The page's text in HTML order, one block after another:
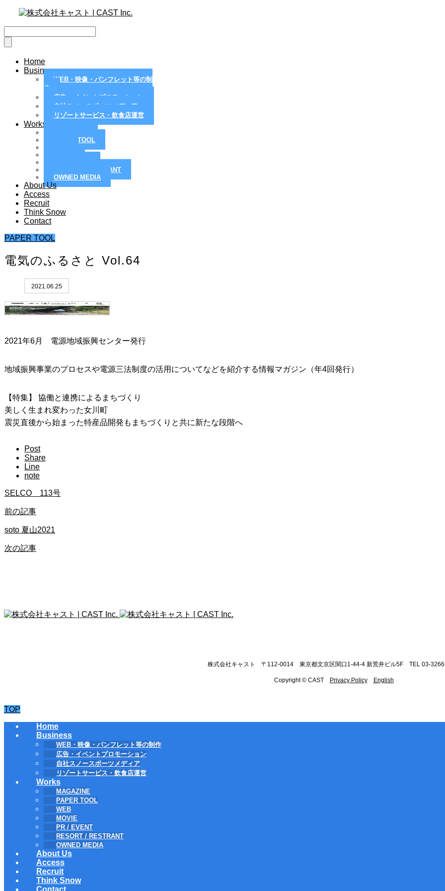
Home
Business
WEB・映像・パンフレット等の制
作
広告・イベントプロモーション
自社スノースポーツメディア
リゾートサービス・飲食店運営
Works
PAPER TOOL
RESORT / RESTRANT
OWNED MEDIA
About Us
Access
Recruit
Think Snow
Contact
PAPER TOOL
電気のふるさと Vol.64
2021.06.25
2021年6月 電源地域振興センター発行
地域振興事業のプロセスや電源三法制度の活用についてなどを紹介する情報マガジン（年4回発行）
【特集】 協働と連携によるまちづくり
美しく生まれ変わった女川町
震災直後から始まった特産品開発もまちづくりと共に新たな段階へ
Post
Share
Line
note
SELCO 113号
前の記事
soto 夏山2021
次の記事
株式会社キャスト 〒112-0014 東京都文京区関口1-44-4 新荒井ビル5F TEL 03-
Copyright © CAST Privacy Policy English
TOP
Home
Business
WEB・映像・パンフレット等の制作
広告・イベントプロモーション
自社スノースポーツメディア
リゾートサービス・飲食店運営
Works
MAGAZINE
PAPER TOOL
WEB
MOVIE
PR / EVENT
RESORT / RESTRANT
OWNED MEDIA
About Us
Access
Recruit
Think Snow
Contact